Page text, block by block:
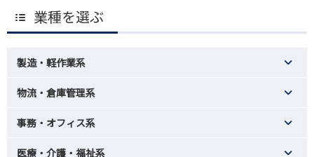
業種を選ぶ
製造・軽作業系
物流・倉庫管理系
事務・オフィス系
医療・介護・福祉系